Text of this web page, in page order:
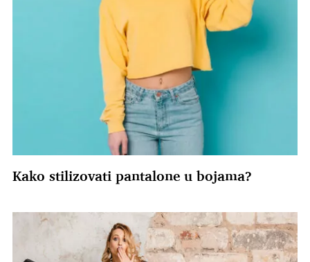
Kako stilizovati pantalone u bojama?